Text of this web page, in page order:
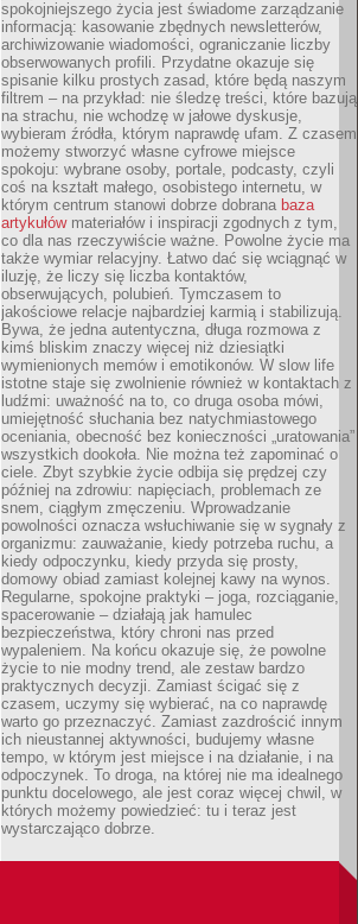
spokojniejszego życia jest świadome zarządzanie
informacją: kasowanie zbędnych newsletterów,
archiwizowanie wiadomości, ograniczanie liczby
obserwowanych profili. Przydatne okazuje się
spisanie kilku prostych zasad, które będą naszym
filtrem – na przykład: nie śledzę treści, które bazują
na strachu, nie wchodzę w jałowe dyskusje,
wybieram źródła, którym naprawdę ufam. Z czasem
możemy stworzyć własne cyfrowe miejsce
spokoju: wybrane osoby, portale, podcasty, czyli
coś na kształt małego, osobistego internetu, w
którym centrum stanowi dobrze dobrana baza
artykułówmateriałów i inspiracji zgodnych z tym,
co dla nas rzeczywiście ważne. Powolne życie ma
także wymiar relacyjny. Łatwo dać się wciągnąć w
iluzję, że liczy się liczba kontaktów,
obserwujących, polubień. Tymczasem to
jakościowe relacje najbardziej karmią i stabilizują.
Bywa, że jedna autentyczna, długa rozmowa z
kimś bliskim znaczy więcej niż dziesiątki
wymienionych memów i emotikonów. W slow life
istotne staje się zwolnienie również w kontaktach z
ludźmi: uważność na to, co druga osoba mówi,
umiejętność słuchania bez natychmiastowego
oceniania, obecność bez konieczności „uratowania”
wszystkich dookoła. Nie można też zapominać o
ciele. Zbyt szybkie życie odbija się prędzej czy
później na zdrowiu: napięciach, problemach ze
snem, ciągłym zmęczeniu. Wprowadzanie
powolności oznacza wsłuchiwanie się w sygnały z
organizmu: zauważanie, kiedy potrzeba ruchu, a
kiedy odpoczynku, kiedy przyda się prosty,
domowy obiad zamiast kolejnej kawy na wynos.
Regularne, spokojne praktyki – joga, rozciąganie,
spacerowanie – działają jak hamulec
bezpieczeństwa, który chroni nas przed
wypaleniem. Na końcu okazuje się, że powolne
życie to nie modny trend, ale zestaw bardzo
praktycznych decyzji. Zamiast ścigać się z
czasem, uczymy się wybierać, na co naprawdę
warto go przeznaczyć. Zamiast zazdrościć innym
ich nieustannej aktywności, budujemy własne
tempo, w którym jest miejsce i na działanie, i na
odpoczynek. To droga, na której nie ma idealnego
punktu docelowego, ale jest coraz więcej chwil, w
których możemy powiedzieć: tu i teraz jest
wystarczająco dobrze.